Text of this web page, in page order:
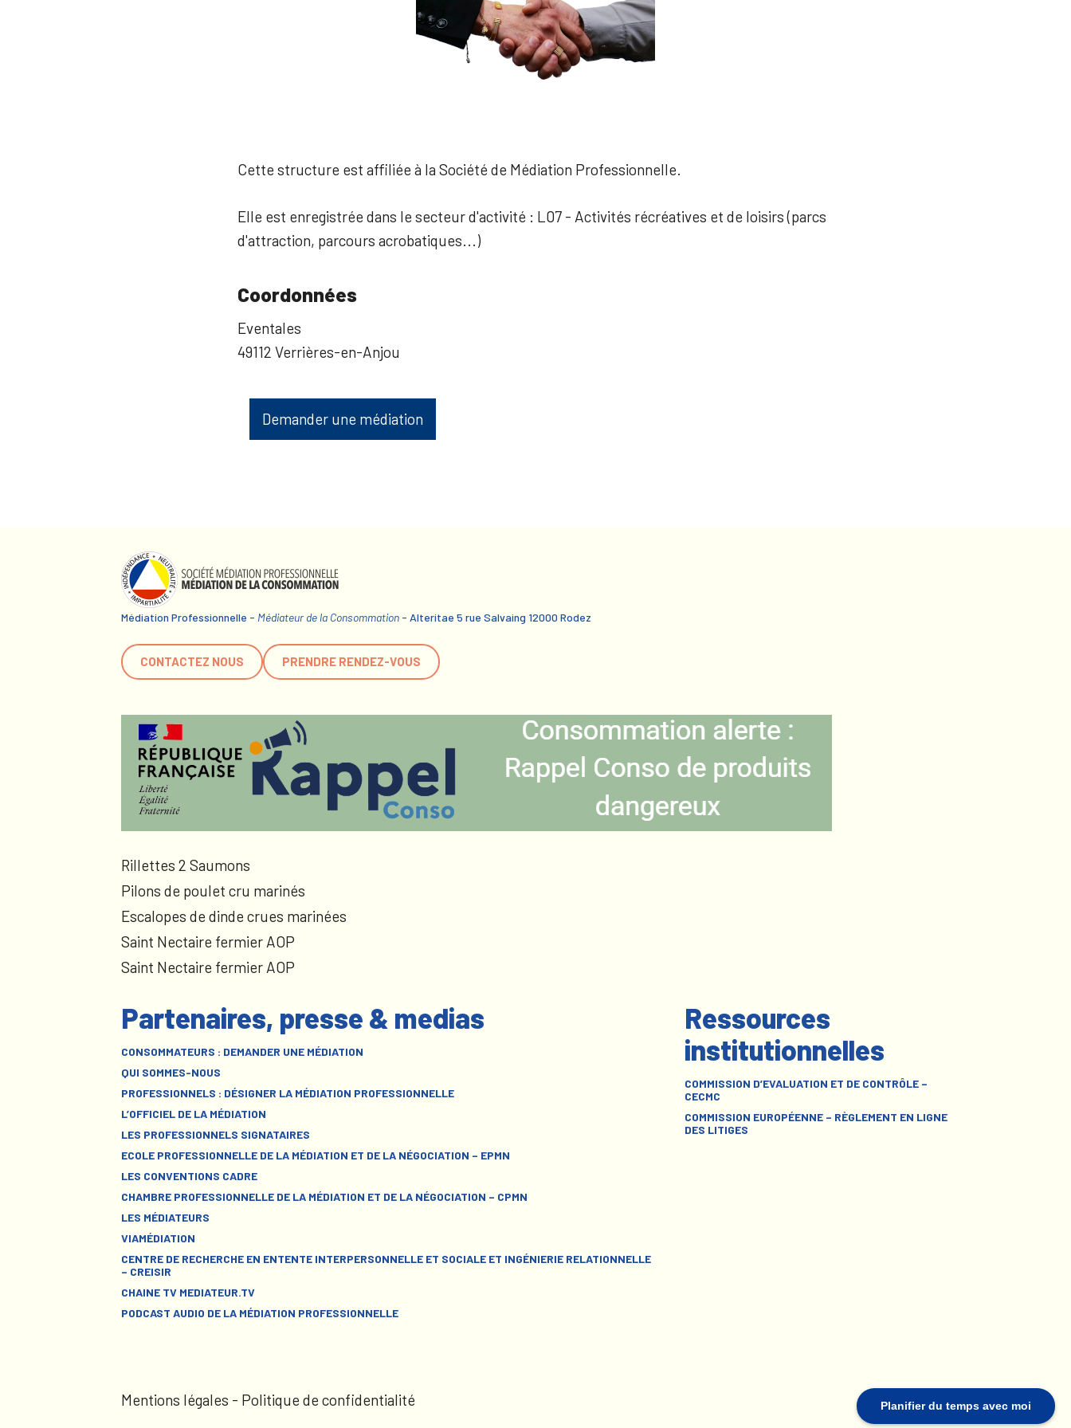
Planifier du temps avec moi
Cette structure est affiliée à la Société de Médiation Professionnelle.
Elle est enregistrée dans le secteur d'activité : L07 - Activités récréatives et de loisirs (parcs
d'attraction, parcours acrobatiques...)
Coordonnées
Eventales
49112 Verrières-en-Anjou
Demander une médiation
Médiation Professionnelle - Médiateur de la Consommation - Alteritae 5 rue Salvaing 12000 Rodez
CONTACTEZ NOUS PRENDRE RENDEZ-VOUS
Rillettes 2 Saumons
Pilons de poulet cru marinés
Escalopes de dinde crues marinées
Saint Nectaire fermier AOP
Saint Nectaire fermier AOP
Partenaires, presse & medias
CONSOMMATEURS : DEMANDER UNE MÉDIATION
QUI SOMMES-NOUS
PROFESSIONNELS : DÉSIGNER LA MÉDIATION PROFESSIONNELLE
L’OFFICIEL DE LA MÉDIATION
LES PROFESSIONNELS SIGNATAIRES
ECOLE PROFESSIONNELLE DE LA MÉDIATION ET DE LA NÉGOCIATION – EPMN
LES CONVENTIONS CADRE
CHAMBRE PROFESSIONNELLE DE LA MÉDIATION ET DE LA NÉGOCIATION – CPMN
LES MÉDIATEURS
VIAMÉDIATION
CENTRE DE RECHERCHE EN ENTENTE INTERPERSONNELLE ET SOCIALE ET INGÉNIERIE RELATIONNELLE
– CREISIR
CHAINE TV MEDIATEUR.TV
PODCAST AUDIO DE LA MÉDIATION PROFESSIONNELLE
Ressources
institutionnelles
COMMISSION D’EVALUATION ET DE CONTRÔLE –
CECMC
COMMISSION EUROPÉENNE – RÈGLEMENT EN LIGNE
DES LITIGES
Mentions légales - Politique de confidentialité